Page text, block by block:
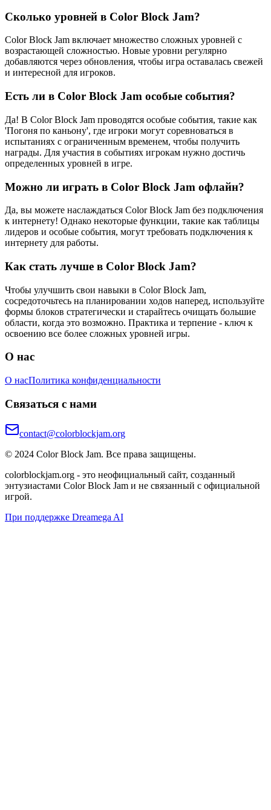
Сколько уровней в Color Block Jam?
Color Block Jam включает множество сложных уровней с
возрастающей сложностью. Новые уровни регулярно
добавляются через обновления, чтобы игра оставалась свежей
и интересной для игроков.
Есть ли в Color Block Jam особые события?
Да! В Color Block Jam проводятся особые события, такие как
'Погоня по каньону', где игроки могут соревноваться в
испытаниях с ограниченным временем, чтобы получить
награды. Для участия в событиях игрокам нужно достичь
определенных уровней в игре.
Можно ли играть в Color Block Jam офлайн?
Да, вы можете наслаждаться Color Block Jam без подключения
к интернету! Однако некоторые функции, такие как таблицы
лидеров и особые события, могут требовать подключения к
интернету для работы.
Как стать лучше в Color Block Jam?
Чтобы улучшить свои навыки в Color Block Jam,
сосредоточьтесь на планировании ходов наперед, используйте
формы блоков стратегически и старайтесь очищать большие
области, когда это возможно. Практика и терпение - ключ к
освоению все более сложных уровней игры.
О нас
О насПолитика конфиденциальности
Связаться с нами
contact@colorblockjam.org
© 2024 Color Block Jam. Все права защищены.
colorblockjam.org - это неофициальный сайт, созданный
энтузиастами Color Block Jam и не связанный с официальной
игрой.
При поддержке Dreamega AI